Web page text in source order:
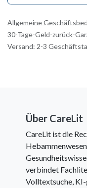
Allgemeine
30-Tage-Geld-zurück-
Versand: 2-3
Über CareLit
CareLit ist die
verbindet
Volltextsuche,